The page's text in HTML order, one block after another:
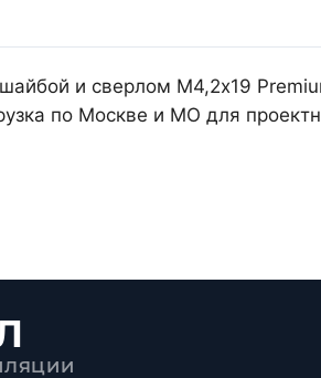
и сверлом М4,2х19
по Москве и МО для